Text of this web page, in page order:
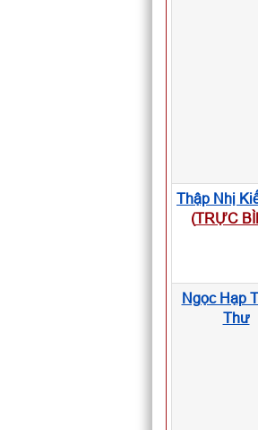
Thập Nhị
(TRỰC
Ngọc Hạp
Thư